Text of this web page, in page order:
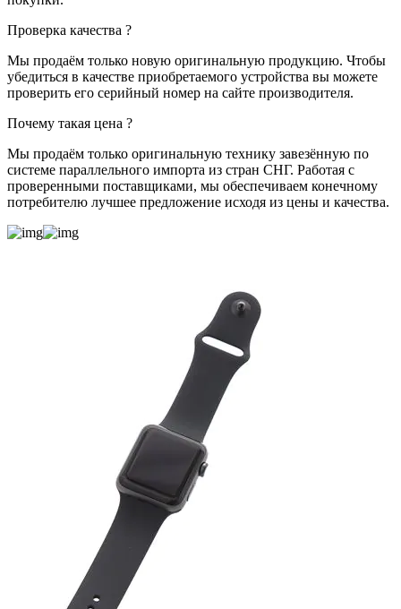
Проверка качества ?
Мы продаём только новую оригинальную продукцию. Чтобы
убедиться в качестве приобретаемого устройства вы можете
проверить его серийный номер на сайте производителя.
Почему такая цена ?
Мы продаём только оригинальную технику завезённую по
системе параллельного импорта из стран СНГ. Работая с
проверенными поставщиками, мы обеспечиваем конечному
потребителю лучшее предложение исходя из цены и качества.